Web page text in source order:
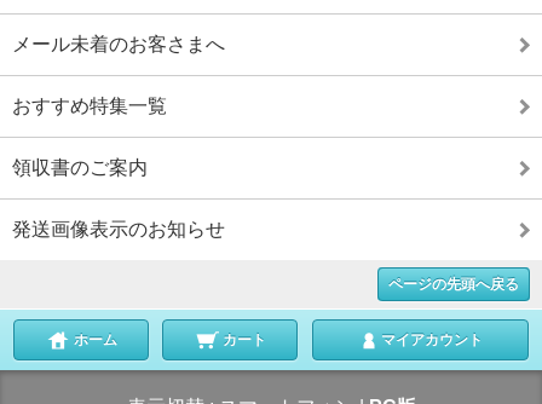
メール未着のお客さまへ
おすすめ特集一覧
領収書のご案内
発送画像表示のお知らせ
ページの先頭へ戻る
ホーム カート マイアカウント